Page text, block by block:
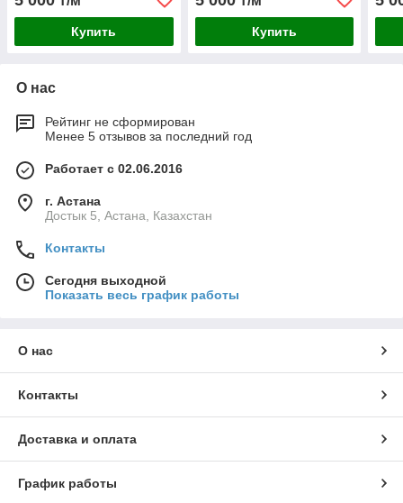
Купить Купить
О нас
Рейтинг не сформирован
Менее 5 отзывов за последний год
Работает с 02.06.2016
г. Астана
Достык 5, Астана, Казахстан
Контакты
Сегодня выходной
Показать весь график работы
О нас
Контакты
Доставка и оплата
График работы